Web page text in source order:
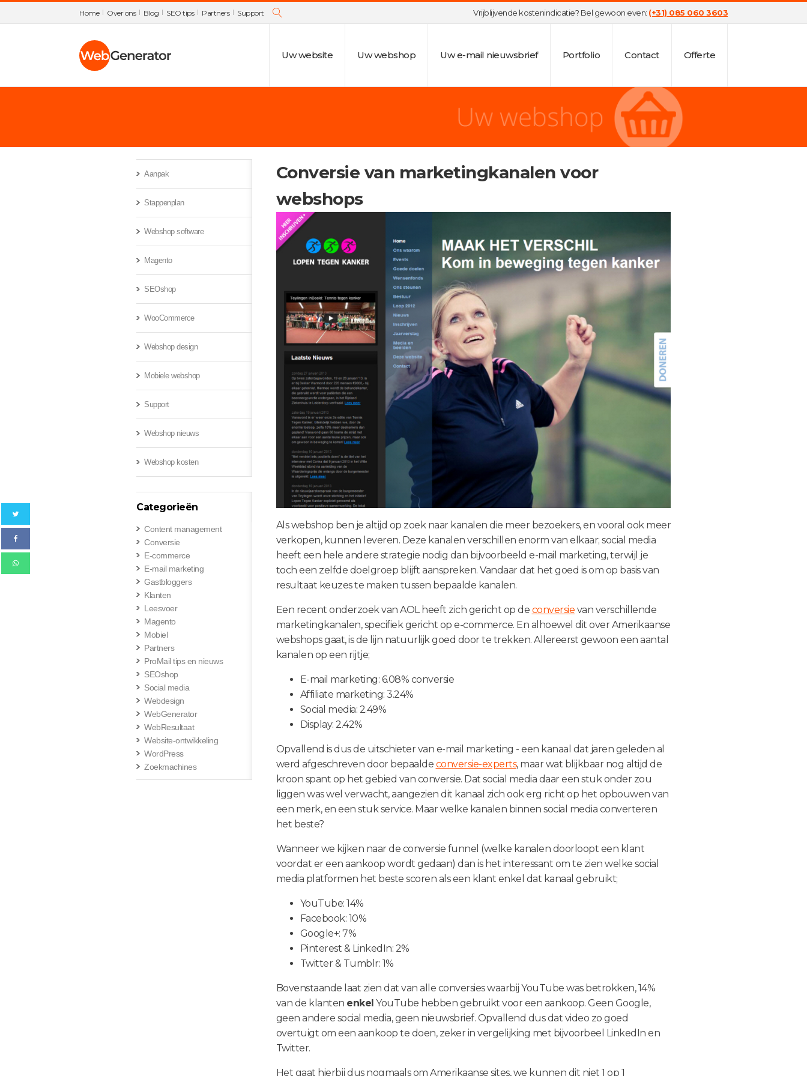
Home Over ons Blog SEO tips Partners Support Vrijblijvende kostenindicatie? Bel gewoon even: (+31) 085 060 3603
Uw website Uw webshop Uw e-mail nieuwsbrief Portfolio Contact Offerte
Aanpak
Stappenplan
Webshop software
Magento
SEOshop
WooCommerce
Webshop design
Mobiele webshop
Support
Webshop nieuws
Webshop kosten
Categorieën
Content management
Conversie
E-commerce
E-mail marketing
Gastbloggers
Klanten
Leesvoer
Magento
Mobiel
Partners
ProMail tips en nieuws
SEOshop
Social media
Webdesign
WebGenerator
WebResultaat
Website-ontwikkeling
WordPress
Zoekmachines
Conversie van marketingkanalen voor
webshops
Als webshop ben je altijd op zoek naar kanalen die meer bezoekers, en vooral ook meer
verkopen, kunnen leveren. Deze kanalen verschillen enorm van elkaar; social media
heeft een hele andere strategie nodig dan bijvoorbeeld e-mail marketing, terwijl je
toch een zelfde doelgroep blijft aanspreken. Vandaar dat het goed is om op basis van
resultaat keuzes te maken tussen bepaalde kanalen.
Een recent onderzoek van AOL heeft zich gericht op de conversie van verschillende
marketingkanalen, specifiek gericht op e-commerce. En alhoewel dit over Amerikaanse
webshops gaat, is de lijn natuurlijk goed door te trekken. Allereerst gewoon een aantal
kanalen op een rijtje;
E-mail marketing: 6.08% conversie
Affiliate marketing: 3.24%
Social media: 2.49%
Display: 2.42%
Opvallend is dus de uitschieter van e-mail marketing - een kanaal dat jaren geleden al
werd afgeschreven door bepaalde conversie-experts, maar wat blijkbaar nog altijd de
kroon spant op het gebied van conversie. Dat social media daar een stuk onder zou
liggen was wel verwacht, aangezien dit kanaal zich ook erg richt op het opbouwen van
een merk, en een stuk service. Maar welke kanalen binnen social media converteren
het beste?
Wanneer we kijken naar de conversie funnel (welke kanalen doorloopt een klant
voordat er een aankoop wordt gedaan) dan is het interessant om te zien welke social
media platformen het beste scoren als een klant enkel dat kanaal gebruikt;
YouTube: 14%
Facebook: 10%
Google+: 7%
Pinterest & LinkedIn: 2%
Twitter & Tumblr: 1%
Bovenstaande laat zien dat van alle conversies waarbij YouTube was betrokken, 14%
van de klanten enkel YouTube hebben gebruikt voor een aankoop. Geen Google,
geen andere social media, geen nieuwsbrief. Opvallend dus dat video zo goed
overtuigt om een aankoop te doen, zeker in vergelijking met bijvoorbeel LinkedIn en
Twitter.
Het gaat hierbij dus nogmaals om Amerikaanse sites, we kunnen dit niet 1 op 1